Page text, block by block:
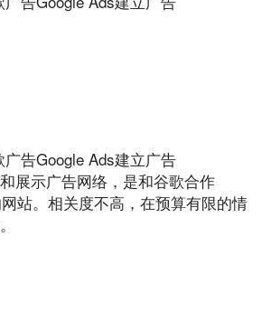
展示广告网络，是和谷歌合作
站。相关度不高，在预算有限的情